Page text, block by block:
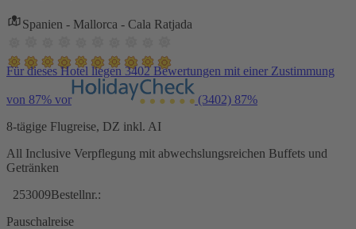
Spanien - Mallorca - Cala Ratjada
Für dieses Hotel liegen 3402 Bewertungen mit einer Zustimmung
von 87% vor (3402) 87%
8-tägige Flugreise, DZ inkl. AI
All Inclusive Verpflegung mit abwechslungsreichen Buffets und
Getränken
253009Bestellnr.:
Pauschalreise